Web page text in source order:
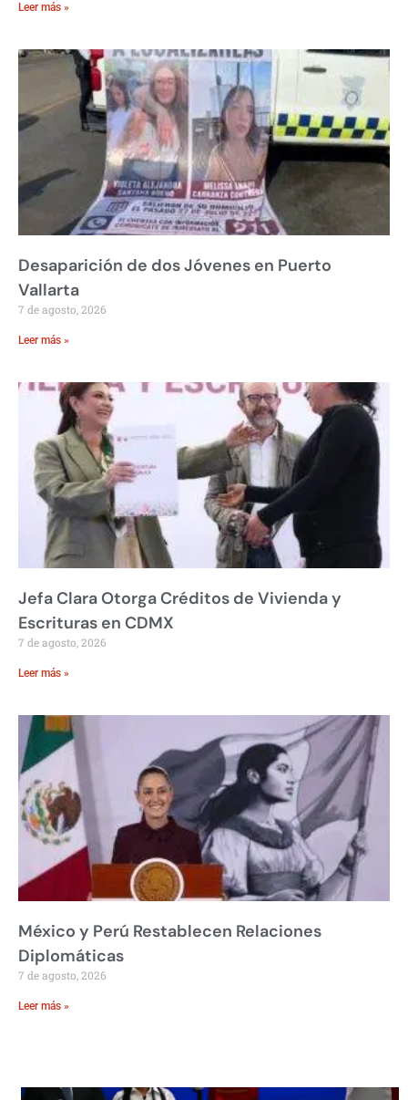
Leer más »
Desaparición de dos Jóvenes en Puerto
Vallarta
7 de agosto, 2026
Leer más »
Jefa Clara Otorga Créditos de Vivienda y
Escrituras en CDMX
7 de agosto, 2026
Leer más »
México y Perú Restablecen Relaciones
Diplomáticas
7 de agosto, 2026
Leer más »